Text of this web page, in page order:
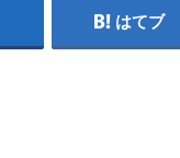
はてブ